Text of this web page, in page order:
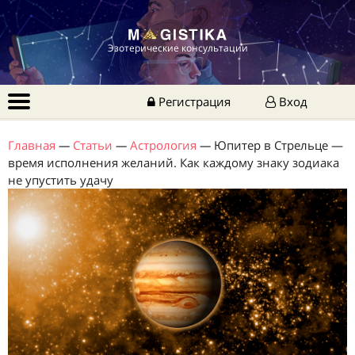
Эзотерические консультации
Регистрация Вход
Главная — Статьи — Астрология — Юпитер в Стрельце —
время исполнения желаний. Как каждому знаку зодиака
не упустить удачу